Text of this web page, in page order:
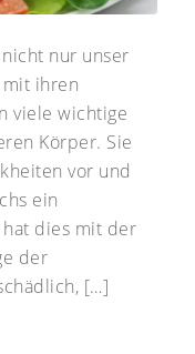
nur unser
ihren
viele wichtige
Körper. Sie
vor und
ein
dies mit der
der
[…]